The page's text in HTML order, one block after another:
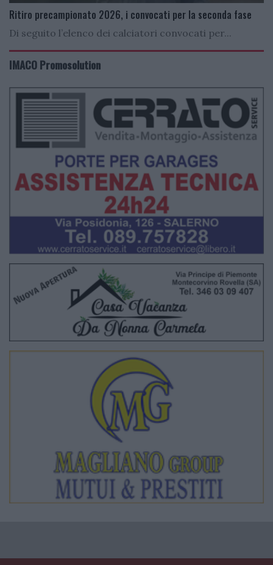
Ritiro precampionato 2026, i convocati per la seconda fase
Di seguito l’elenco dei calciatori convocati per...
IMACO Promosolution